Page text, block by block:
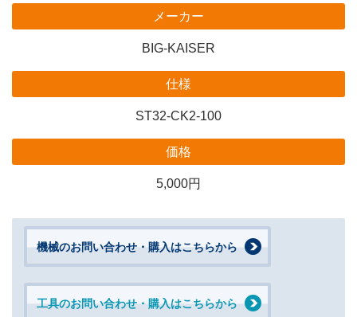
メーカー
BIG-KAISER
仕様
ST32-CK2-100
価格
5,000円
機械のお問い合わせ・購入はこちらから
工具のお問い合わせ・購入はこちらから